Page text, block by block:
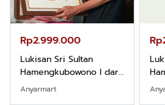
Rp2.999.000
Lukisan Sri Sultan
Hamengkubowono I dari
Kopi Karya Rudi Winarso
Anyarmart